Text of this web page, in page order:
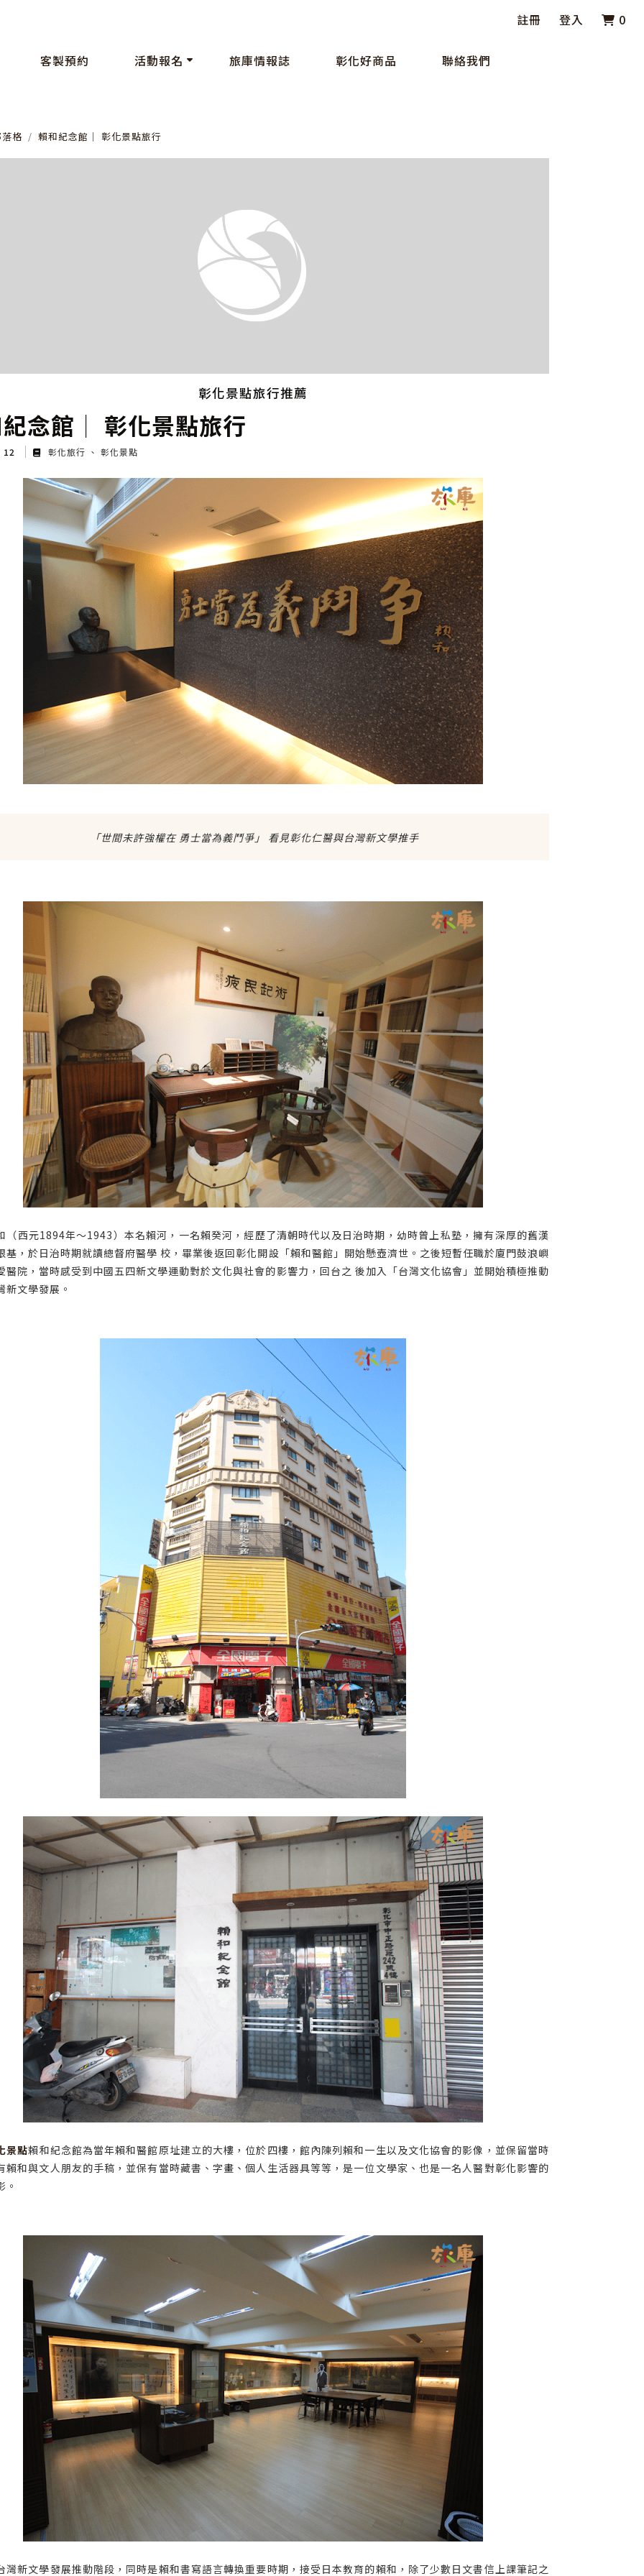
註冊 登入 0
客製預約 活動報名 旅庫情報誌 彰化好商品 聯絡我們
格 賴和紀念館│ 彰化景點旅行
彰化景點旅行推薦
念館│ 彰化景點旅行
12 彰化旅行 彰化景點
「世間未許強權在 勇士當為義鬥爭」 看見彰化仁醫與台灣新文學推手
（西元1894年～1943）本名賴河，一名賴癸河，經歷了清朝時代以及日治時期，幼時曾上私塾，擁有深厚的舊漢
基，於日治時期就讀總督府醫學 校，畢業後返回彰化開設「賴和醫館」開始懸壺濟世。之後短暫任職於廈門鼓浪嶼
醫院，當時感受到中國五四新文學運動對於文化與社會的影響力，回台之 後加入「台灣文化協會」並開始積極推動
新文學發展。
景點賴和紀念館為當年賴和醫館原址建立的大樓，位於四樓，館內陳列賴和一生以及文化協會的影像，並保留當時
賴和與文人朋友的手稿，並保有當時藏書、字畫、個人生活器具等等，是一位文學家、也是一名人醫對彰化影響的
。
灣新文學發展推動階段，同時是賴和書寫語言轉換重要時期，接受日本教育的賴和，除了少數日文書信上課筆記之